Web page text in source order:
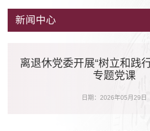
新闻中心
离退休党委开展“树立和践
专题党课
日期：2026年05月29日